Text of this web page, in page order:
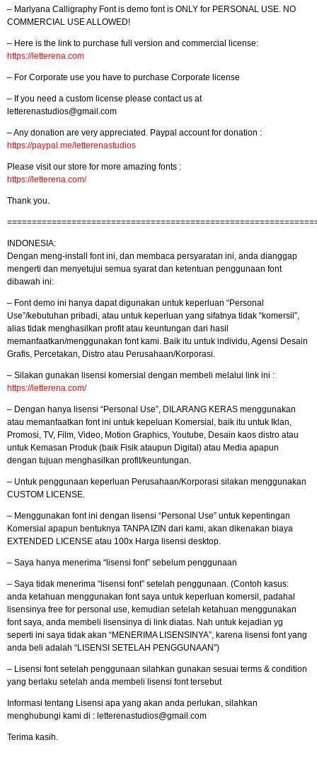
– Marlyana Calligraphy Font is demo font is ONLY for PERSONAL USE. NO
COMMERCIAL USE ALLOWED!
– Here is the link to purchase full version and commercial license:
https://letterena.com
– For Corporate use you have to purchase Corporate license
– If you need a custom license please contact us at
letterenastudios@gmail.com
– Any donation are very appreciated. Paypal account for donation :
https://paypal.me/letterenastudios
Please visit our store for more amazing fonts :
https://letterena.com/
Thank you.
INDONESIA:
Dengan meng-install font ini, dan membaca persyaratan ini, anda dianggap
mengerti dan menyetujui semua syarat dan ketentuan penggunaan font
dibawah ini:
– Font demo ini hanya dapat digunakan untuk keperluan “Personal
Use”/kebutuhan pribadi, atau untuk keperluan yang sifatnya tidak “komersil”,
alias tidak menghasilkan profit atau keuntungan dari hasil
memanfaatkan/menggunakan font kami. Baik itu untuk individu, Agensi Desain
Grafis, Percetakan, Distro atau Perusahaan/Korporasi.
– Silakan gunakan lisensi komersial dengan membeli melalui link ini :
https://letterena.com/
– Dengan hanya lisensi “Personal Use”, DILARANG KERAS menggunakan
atau memanfaatkan font ini untuk kepeluan Komersial, baik itu untuk Iklan,
Promosi, TV, Film, Video, Motion Graphics, Youtube, Desain kaos distro atau
untuk Kemasan Produk (baik Fisik ataupun Digital) atau Media apapun
dengan tujuan menghasilkan profit/keuntungan.
– Untuk penggunaan keperluan Perusahaan/Korporasi silakan menggunakan
CUSTOM LICENSE.
– Menggunakan font ini dengan lisensi “Personal Use” untuk kepentingan
Komersial apapun bentuknya TANPA IZIN dari kami, akan dikenakan biaya
EXTENDED LICENSE atau 100x Harga lisensi desktop.
– Saya hanya menerima “lisensi font” sebelum penggunaan
– Saya tidak menerima “lisensi font” setelah penggunaan. (Contoh kasus:
anda ketahuan menggunakan font saya untuk keperluan komersil, padahal
lisensinya free for personal use, kemudian setelah ketahuan menggunakan
font saya, anda membeli lisensinya di link diatas. Nah untuk kejadian yg
seperti ini saya tidak akan “MENERIMA LISENSINYA”, karena lisensi font yang
anda beli adalah “LISENSI SETELAH PENGGUNAAN”)
– Lisensi font setelah penggunaan silahkan gunakan sesuai terms & condition
yang berlaku setelah anda membeli lisensi font tersebut
Informasi tentang Lisensi apa yang akan anda perlukan, silahkan
menghubungi kami di : letterenastudios@gmail.com
Terima kasih.